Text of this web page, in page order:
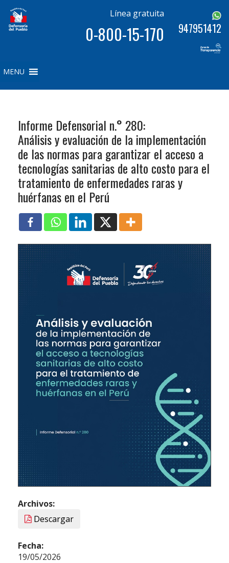
Línea gratuita
0-800-15-170 947951412
MENU
Informe Defensorial n.° 280:
Análisis y evaluación de la implementación
de las normas para garantizar el acceso a
tecnologías sanitarias de alto costo para el
tratamiento de enfermedades raras y
huérfanas en el Perú
Archivos:
Descargar
Fecha:
19/05/2026